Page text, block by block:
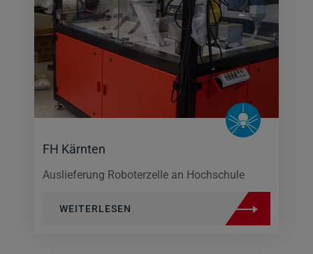
FH Kärnten
Auslieferung Roboterzelle an Hochschule
WEITERLESEN